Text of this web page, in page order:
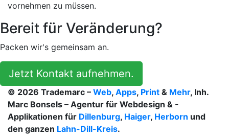
vornehmen zu müssen.
Bereit für Veränderung?
Packen wir's gemeinsam an.
Jetzt Kontakt aufnehmen.
© 2026 Trademarc – Web, Apps, Print & Mehr, Inh.
Marc Bonsels – Agentur für Webdesign & -
Applikationen für Dillenburg, Haiger, Herborn und
den ganzen Lahn-Dill-Kreis.